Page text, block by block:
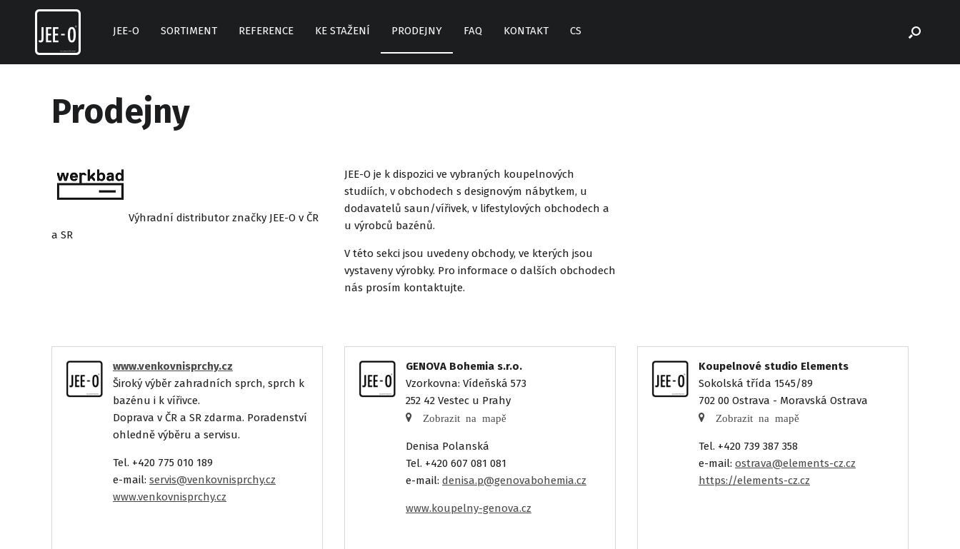
JEE-O SORTIMENT REFERENCE KE STAŽENÍ PRODEJNY FAQ KONTAKT CS
Prodejny
Výhradní distributor značky JEE-O v ČR
a SR
JEE-O je k dispozici ve vybraných koupelnových
studiích, v obchodech s designovým nábytkem, u
dodavatelů saun/vířivek, v lifestylových obchodech a
u výrobců bazénů.
V této sekci jsou uvedeny obchody, ve kterých jsou
vystaveny výrobky. Pro informace o dalších obchodech
nás prosím kontaktujte.
www.venkovnisprchy.cz
Široký výběr zahradních sprch, sprch k
bazénu i k vířivce.
Doprava v ČR a SR zdarma. Poradenství
ohledně výběru a servisu.
Tel. +420 775 010 189
e-mail: servis@venkovnisprchy.cz
www.venkovnisprchy.cz
GENOVA Bohemia s.r.o.
Vzorkovna: Vídeňská 573
252 42 Vestec u Prahy
Zobrazit na mapě
Denisa Polanská
Tel. +420 607 081 081
e-mail: denisa.p@genovabohemia.cz
www.koupelny-genova.cz
Koupelnové studio Elements
Sokolská třída 1545/89
702 00 Ostrava - Moravská Ostrava
Zobrazit na mapě
Tel. +420 739 387 358
e-mail: ostrava@elements-cz.cz
https://elements-cz.cz